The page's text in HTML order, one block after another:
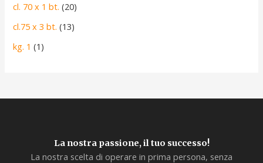
cl. 70 x 1 bt. (20)
cl.75 x 3 bt. (13)
kg. 1 (1)
La nostra passione, il tuo successo!
La nostra scelta di operare in prima persona, senza